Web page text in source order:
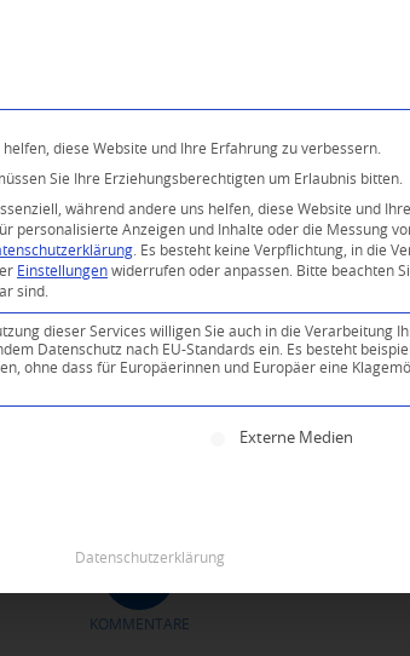
KOMMENTARE
diese Website und Ihre Erfahrung zu verbessern.
Sie Ihre Erziehungsberechtigten um Erlaubnis bitten.
während andere uns helfen, diese Website und
personalisierte Anzeigen und Inhalte oder die Messung
Es besteht keine Verpflichtung, in die
Einstellungen widerrufen oder anpassen.
Bitte beachten
sind.
dieser Services willigen Sie auch in die Verarbeitung
Datenschutz nach EU-Standards ein. Es besteht
ohne dass für Europäerinnen und Europäer eine
erteilt werden kann. Die erste
Externe Medien
Datenschutzerklärung